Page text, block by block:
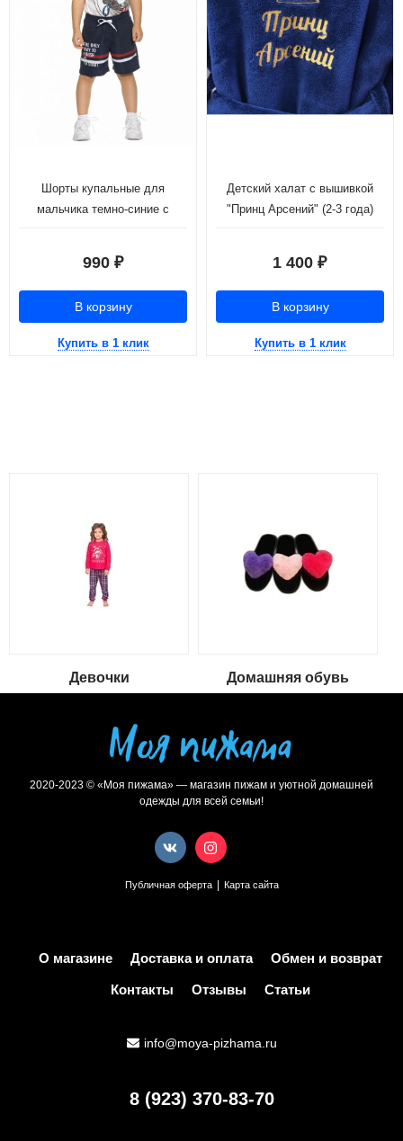
Шорты купальные для
мальчика темно-синие с
990 ₽
В корзину
Купить в 1 клик
Детский халат с вышивкой
"Принц Арсений" (2-3 года)
1 400 ₽
В корзину
Купить в 1 клик
Девочки Домашняя обувь
2020-2023 © «Моя пижама» — магазин пижам и уютной домашней
одежды для всей семьи!
Публичная оферта Карта сайта
О магазине Доставка и оплата Обмен и возврат
Контакты Отзывы Статьи
info@moya-pizhama.ru
8 (923) 370-83-70